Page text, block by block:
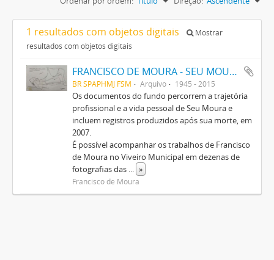
1 resultados com objetos digitais
Mostrar
resultados com objetos digitais
FRANCISCO DE MOURA - SEU MOURA
BR SPAPHMJ FSM Arquivo 1945 - 2015
Os documentos do fundo percorrem a trajetória
profissional e a vida pessoal de Seu Moura e
incluem registros produzidos após sua morte, em
2007.
É possível acompanhar os trabalhos de Francisco
de Moura no Viveiro Municipal em dezenas de
fotografias das ... »
Francisco de Moura